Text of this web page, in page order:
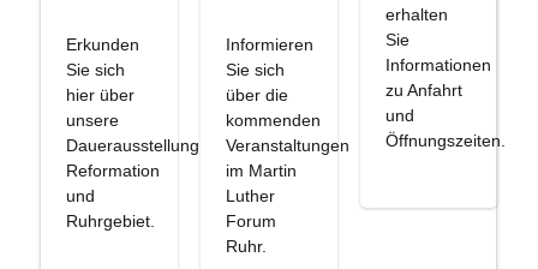
Erkunden
Sie sich
hier über
unsere
Dauerausstellung
Reformation
und
Ruhrgebiet.
Informieren
Sie sich
über die
kommenden
Veranstaltungen
im Martin
Luther
Forum
Ruhr.
erhalten
Sie
Informationen
zu Anfahrt
und
Öffnungszeiten.